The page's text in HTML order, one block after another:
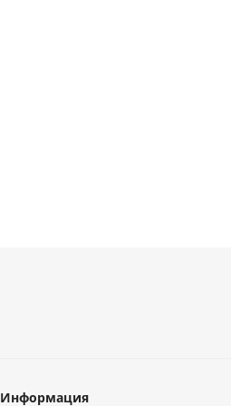
Информация